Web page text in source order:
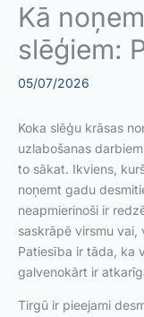
Kā
slēģiem:
05/07/2026
Koka slēģu krāsas
uzlabošanas
to sākat. Ikviens,
noņemt gadu
neapmierinoši ir
saskrāpē virsmu vai,
Patiesība ir tāda, ka
galvenokārt ir
Tirgū ir pieejami